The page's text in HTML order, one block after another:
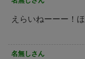
えらいねーーー！
名無しさん